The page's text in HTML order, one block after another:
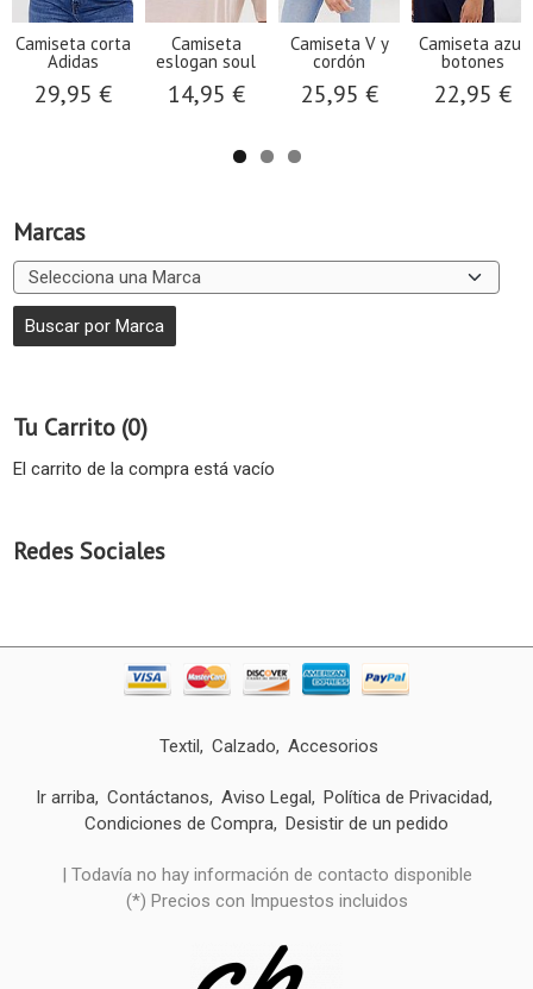
Marcas
Tu Carrito (0)
El carrito de la compra está vacío
Redes Sociales
Camiseta corta
Adidas
29,95 €
Camiseta
eslogan soul
14,95 €
Camiseta V y
cordón
25,95 €
Camiseta azul
botones
22,95 €
Textil Calzado Accesorios
Ir arriba Contáctanos Aviso Legal
Política de Privacidad
Condiciones de Compra Desistir de un pedido
| Todavía no hay información de contacto disponible
(*) Precios con Impuestos incluidos